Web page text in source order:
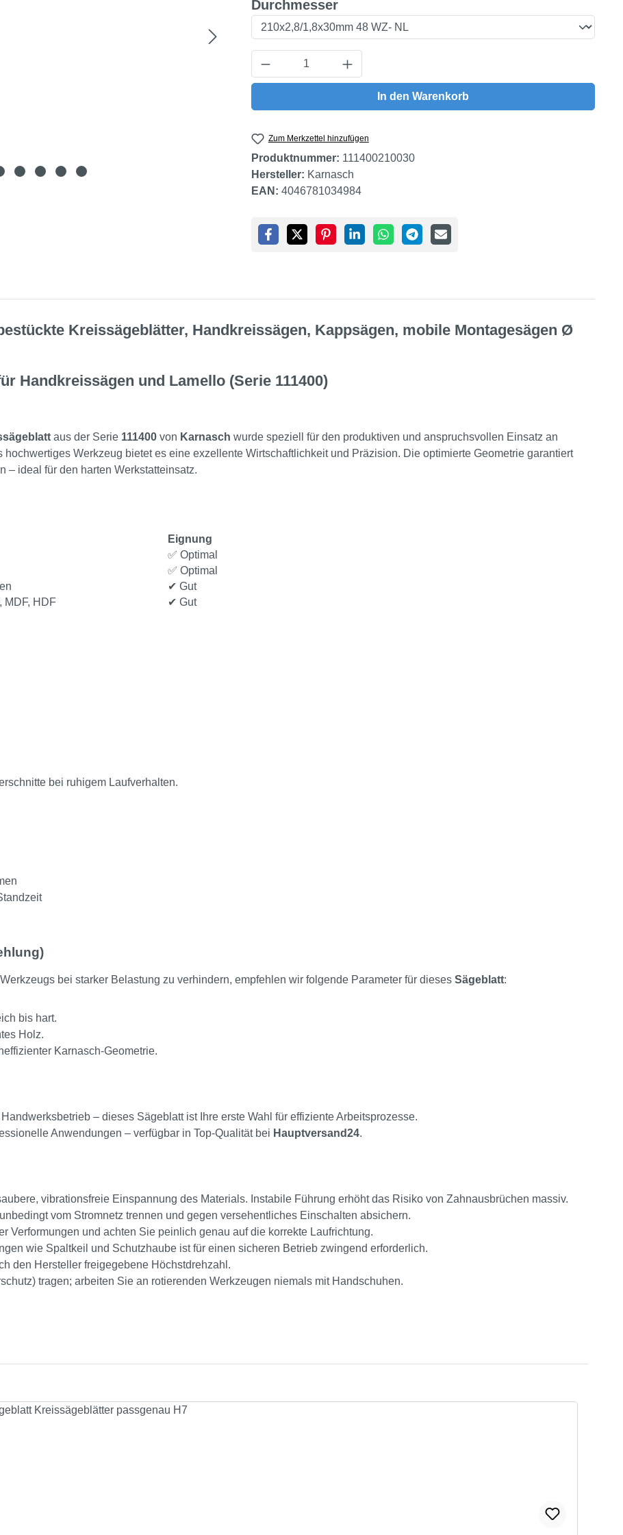
Durchmesserauswählen
Produkt Anzahl: Gib den gewünschten Wert ein
In den Warenkorb
Zum Merkzettel hinzufügen
Produktnummer: 111400210030
Hersteller: Karnasch
EAN: 4046781034984
Kreissägeblätter, Handkreissägen, Kappsägen, mobile Montagesägen Ø
Handkreissägen und Lamello (Serie 111400)
aus der Serie 111400 von Karnasch wurde speziell für den produktiven und anspruchsvollen Einsatz an
Werkzeug bietet es eine exzellente Wirtschaftlichkeit und Präzision. Die optimierte Geometrie garantiert
– ideal für den harten Werkstatteinsatz.
Eignung
✅ Optimal
✅ Optimal
✔ Gut
MDF, HDF
✔ Gut
bei ruhigem Laufverhalten.
bei starker Belastung zu verhindern, empfehlen wir folgende Parameter für dieses Sägeblatt:
bis hart.
Holz.
Karnasch-Geometrie.
– dieses Sägeblatt ist Ihre erste Wahl für effiziente Arbeitsprozesse.
Anwendungen – verfügbar in Top-Qualität bei Hauptversand24.
vibrationsfreie Einspannung des Materials. Instabile Führung erhöht das Risiko von Zahnausbrüchen massiv.
vom Stromnetz trennen und gegen versehentliches Einschalten absichern.
Verformungen und achten Sie peinlich genau auf die korrekte Laufrichtung.
wie Spaltkeil und Schutzhaube ist für einen sicheren Betrieb zwingend erforderlich.
den Hersteller freigegebene Höchstdrehzahl.
tragen; arbeiten Sie an rotierenden Werkzeugen niemals mit Handschuhen.